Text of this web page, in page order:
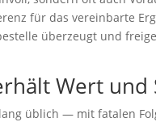
für das vereinbarte
überzeugt und
Wert und
üblich — mit fatalen